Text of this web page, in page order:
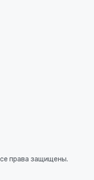
права защищены.